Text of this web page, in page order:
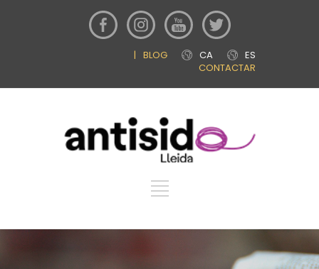
ES
CA
BLOG
|
CONTACTAR